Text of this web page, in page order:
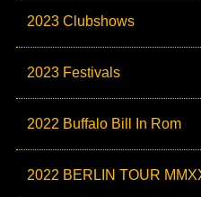
2023 Clubshows
2023 Festivals
2022 Buffalo Bill In Rom
2022 BERLIN TOUR